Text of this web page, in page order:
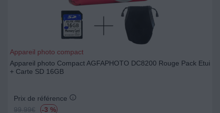
Appareil photo compact
Appareil photo Compact AGFAPHOTO DC8200 Rouge Pack Etui
+ Carte SD 16GB
Prix de référence
99.99€ -3 %